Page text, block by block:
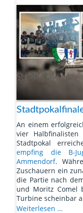
An einem
vier
Stadtpokal
empfing die B-
Ammendorf.
Zuschauern ein
die Partie nach
und Moritz Comel
Turbine scheinbar
Weiterlesen …